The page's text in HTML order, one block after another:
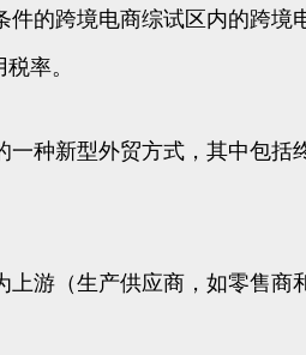
的跨境电商综试区内的跨
率。
种新型外贸方式，其中包
游（生产供应商，如零售